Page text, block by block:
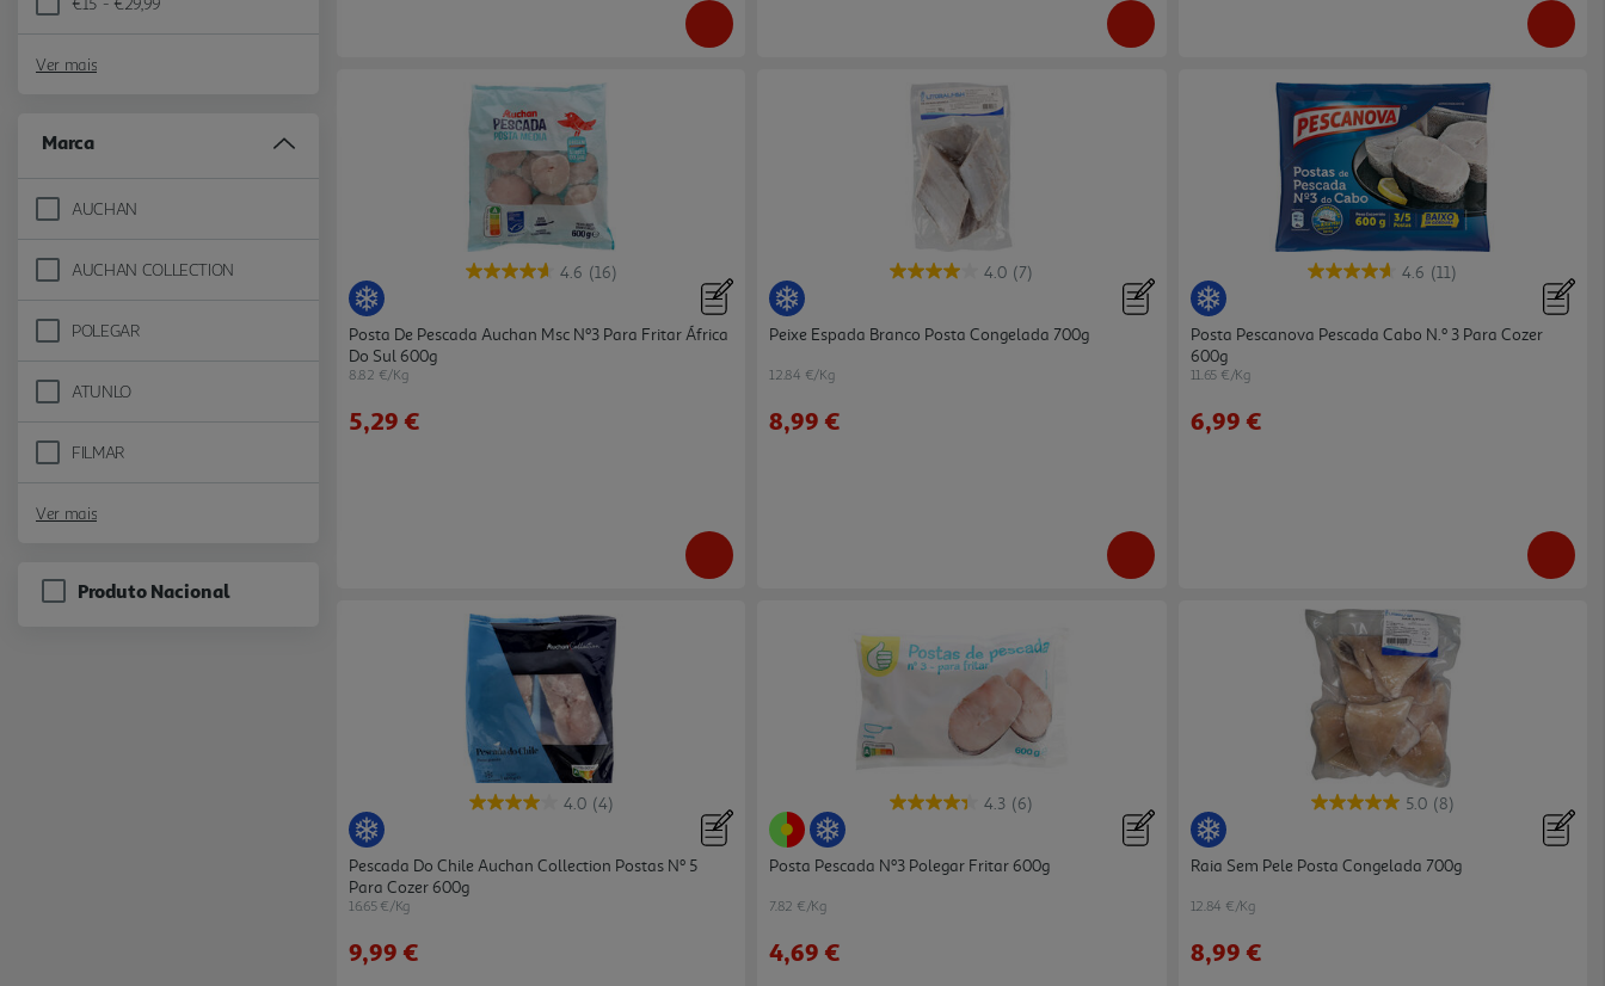
Refine by Preço: €15 - €29,99
Ver mais
Marca
AUCHAN
Refine by Marca: AUCHAN
AUCHAN COLLECTION
Refine by Marca: AUCHAN COLLECTION
POLEGAR
Refine by Marca: POLEGAR
ATUNLO
Refine by Marca: ATUNLO
FILMAR
Refine by Marca: FILMAR
Ver mais
Produto Nacional
4.6 (16)
Posta De Pescada Auchan Msc Nº3 Para Fritar África
Do Sul 600g
8.82 €/Kg
5,29 €
4.0 (7)
Peixe Espada Branco Posta Congelada 700g
12.84 €/Kg
8,99 €
4.6 (11)
Posta Pescanova Pescada Cabo N.º 3 Para Cozer
600g
11.65 €/Kg
6,99 €
4.0 (4)
Pescada Do Chile Auchan Collection Postas Nº 5
Para Cozer 600g
16.65 €/Kg
9,99 €
4.3 (6)
Posta Pescada Nº3 Polegar Fritar 600g
7.82 €/Kg
4,69 €
5.0 (8)
Raia Sem Pele Posta Congelada 700g
12.84 €/Kg
8,99 €